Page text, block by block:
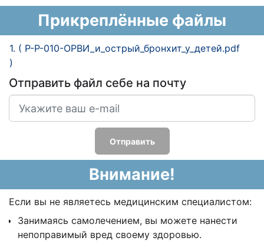
Прикреплённые файлы
1. ( Р-Р-010-ОРВИ_и_острый_бронхит_у_детей.pdf
)
Отправить файл себе на почту
Отправить
Внимание!
Если вы не являетесь медицинским специалистом:
Занимаясь самолечением, вы можете нанести
непоправимый вред своему здоровью.